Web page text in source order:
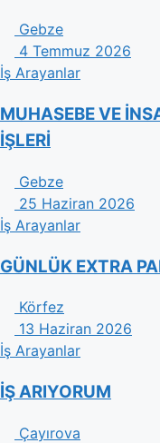
Gebze
4 Temmuz 2026
İş Arayanlar
MUHASEBE VE
İŞLERİ
Gebze
25 Haziran 2026
İş Arayanlar
GÜNLÜK EXTRA
Körfez
13 Haziran 2026
İş Arayanlar
İŞ ARIYORUM
Çayırova